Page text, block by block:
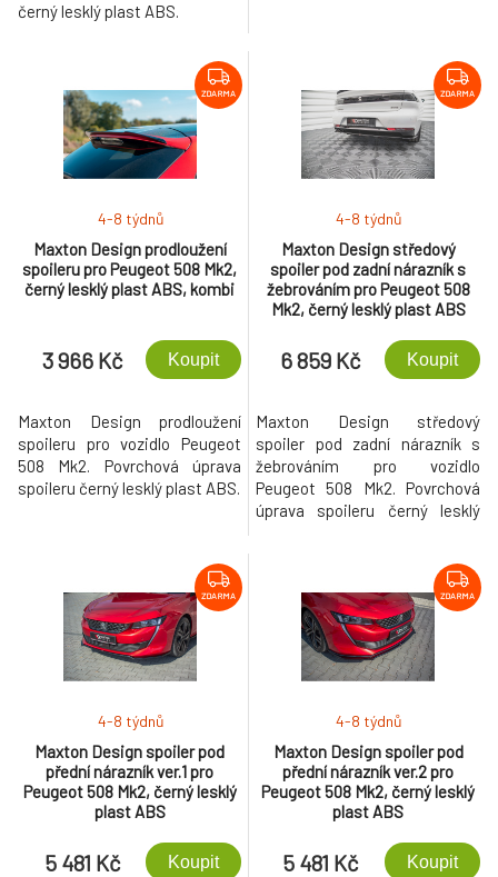
černý lesklý plast ABS.
ZDARMA
Maxton Design prodloužení
spoileru pro Peugeot 508 Mk2,
černý lesklý plast ABS, kombi
4-8 týdnů
3 966 Kč Koupit
Maxton Design prodloužení
spoileru pro vozidlo Peugeot
508 Mk2. Povrchová úprava
spoileru černý lesklý plast ABS.
ZDARMA
Maxton Design středový
spoiler pod zadní nárazník s
žebrováním pro Peugeot 508
Mk2, černý lesklý plast ABS
4-8 týdnů
6 859 Kč Koupit
Maxton Design středový
spoiler pod zadní nárazník s
žebrováním pro vozidlo
Peugeot 508 Mk2. Povrchová
úprava spoileru černý lesklý
ZDARMA
Maxton Design spoiler pod
přední nárazník ver.1 pro
Peugeot 508 Mk2, černý lesklý
plast ABS
4-8 týdnů
5 481 Kč Koupit
ZDARMA
Maxton Design spoiler pod
přední nárazník ver.2 pro
Peugeot 508 Mk2, černý lesklý
plast ABS
4-8 týdnů
5 481 Kč Koupit